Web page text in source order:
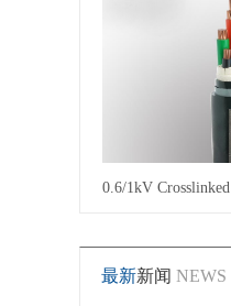
0.6/1kV Crosslinked
power cable
最新新闻 NEWS